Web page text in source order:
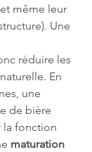
même leur
Une
réduire les
En
une
de bière
la fonction
maturation